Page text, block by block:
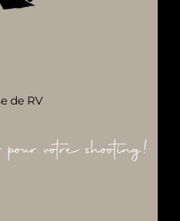
de RV
votre shooting!